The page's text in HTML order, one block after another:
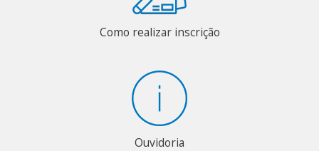
Como realizar inscrição
Ouvidoria